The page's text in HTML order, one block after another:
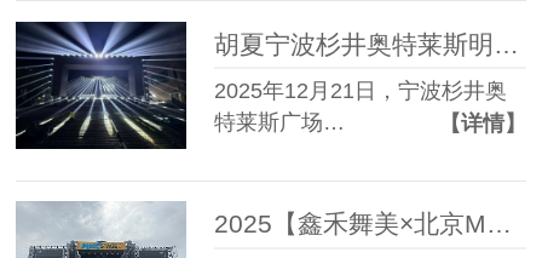
2025年12月21日，宁波杉井奥
特莱斯广场…
【详情】
2025【鑫禾舞美×北京MDSK音乐节】舞台搭建服务成功案例